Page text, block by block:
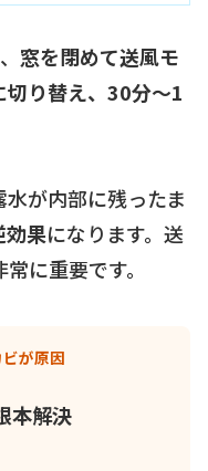
窓を閉めて送風モ
切り替え、30分〜1
が内部に残ったま
効果になります。送
に重要です。
が原因
本解決